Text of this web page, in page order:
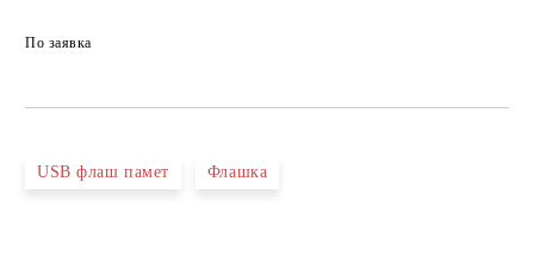
По заявка
USB флаш памет Флашка